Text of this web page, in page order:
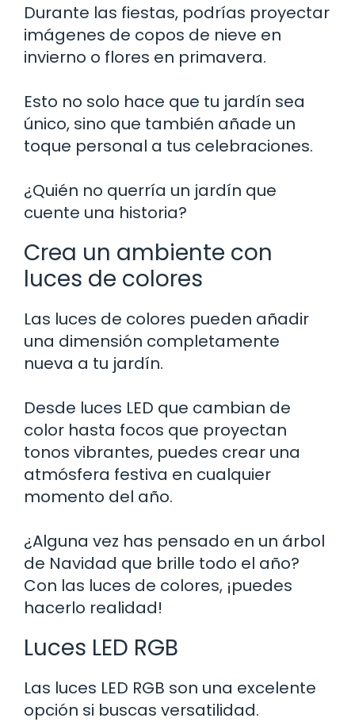
Durante las fiestas, podrías proyectar
imágenes de copos de nieve en
invierno o flores en primavera.
Esto no solo hace que tu jardín sea
único, sino que también añade un
toque personal a tus celebraciones.
¿Quién no querría un jardín que
cuente una historia?
Crea un ambiente con
luces de colores
Las luces de colores pueden añadir
una dimensión completamente
nueva a tu jardín.
Desde luces LED que cambian de
color hasta focos que proyectan
tonos vibrantes, puedes crear una
atmósfera festiva en cualquier
momento del año.
¿Alguna vez has pensado en un árbol
de Navidad que brille todo el año?
Con las luces de colores, ¡puedes
hacerlo realidad!
Luces LED RGB
Las luces LED RGB son una excelente
opción si buscas versatilidad.